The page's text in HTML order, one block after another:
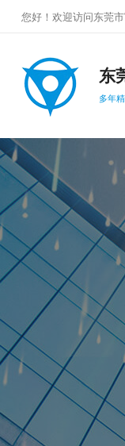
您好！欢迎访问东莞
东
多年